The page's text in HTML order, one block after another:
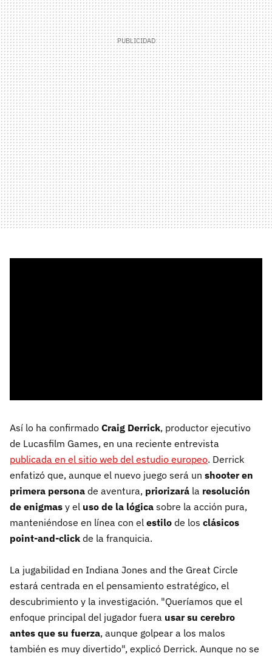
Así lo ha confirmado Craig Derrick, productor ejecutivo
de Lucasfilm Games, en una reciente entrevista
publicada en el sitio web del estudio europeo. Derrick
enfatizó que, aunque el nuevo juego será un shooter en
primera persona de aventura, priorizará la resolución
de enigmas y el uso de la lógica sobre la acción pura,
manteniéndose en línea con el estilo de los clásicos
point-and-click de la franquicia.
La jugabilidad en Indiana Jones and the Great Circle
estará centrada en el pensamiento estratégico, el
descubrimiento y la investigación. "Queríamos que el
enfoque principal del jugador fuera usar su cerebro
antes que su fuerza, aunque golpear a los malos
también es muy divertido", explicó Derrick. Aunque no se